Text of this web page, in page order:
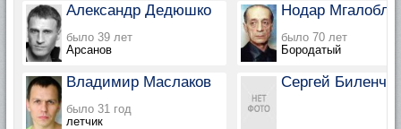
Александр Дедюшко
было 39 лет
Арсанов
Нодар
было 70 лет
Бородатый
Владимир Маслаков
было 31 год
летчик
Сергей Биленчук